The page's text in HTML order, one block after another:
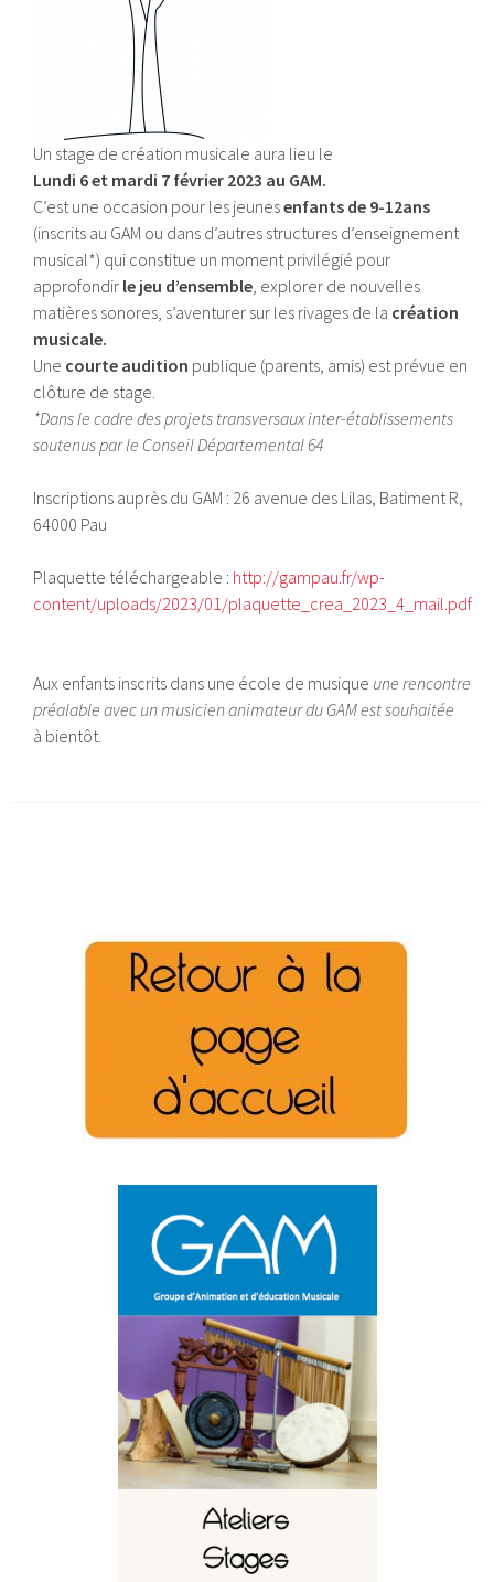
Un stage de création musicale aura lieu le
Lundi 6 et mardi 7 février 2023 au GAM.
C’est une occasion pour les jeunesenfants de 9-12ans
(inscrits au GAM ou dans d’autres structures d’enseignement
musical*) qui constitue un moment privilégié pour
approfondir le jeu d’ensemble , explorer de nouvelles
matières sonores, s’aventurer sur les rivages de la création
musicale.
Une courte audition publique (parents, amis) est prévue en
clôture de stage.
*Dans le cadre des projets transversaux inter-établissements
soutenus par le Conseil Départemental 64
Inscriptions auprès du GAM : 26 avenue des Lilas, Batiment R,
64000 Pau
Plaquette téléchargeable : http://gampau.fr/wp-
content/uploads/2023/01/plaquette_crea_2023_4_mail.pdf
Aux enfants inscrits dans une école de musique une rencontre
préalable avec un musicien animateur du GAM est souhaitée
à bientôt.